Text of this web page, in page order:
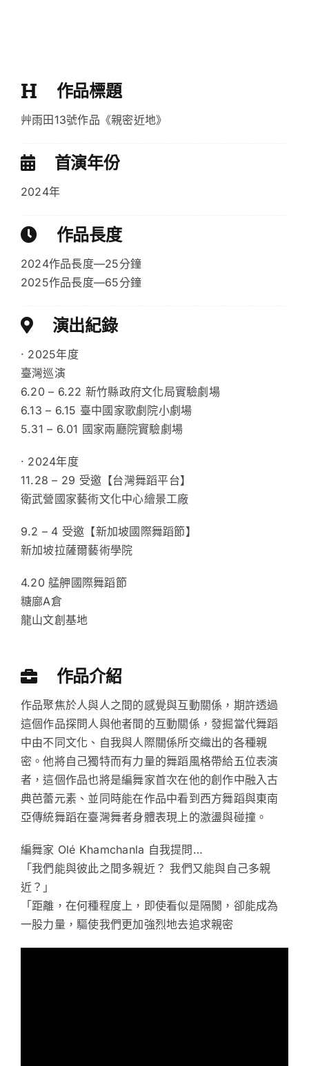
作品標題
艸雨田13號作品《親密近地》
首演年份
2024年
作品長度
2024作品長度—25分鐘
2025作品長度—65分鐘
演出紀錄
· 2025年度
臺灣巡演
6.20 – 6.22 新竹縣政府文化局實驗劇場
6.13 – 6.15 臺中國家歌劇院小劇場
5.31 – 6.01 國家兩廳院實驗劇場
· 2024年度
11.28 – 29 受邀【台灣舞蹈平台】
衛武營國家藝術文化中心繪景工廠
9.2 – 4 受邀【新加坡國際舞蹈節】
新加坡拉薩爾藝術學院
4.20 艋舺國際舞蹈節
糖廍A倉
龍山文創基地
作品介紹
作品聚焦於人與人之間的感覺與互動關係，期許透過
這個作品探問人與他者間的互動關係，發掘當代舞蹈
中由不同文化、自我與人際關係所交織出的各種親
密。他將自己獨特而有力量的舞蹈風格帶給五位表演
者，這個作品也將是編舞家首次在他的創作中融入古
典芭蕾元素、並同時能在作品中看到西方舞蹈與東南
亞傳統舞蹈在臺灣舞者身體表現上的激盪與碰撞。
編舞家 Olé Khamchanla 自我提問…
「我們能與彼此之間多親近？ 我們又能與自己多親
近？」
「距離，在何種程度上，即使看似是隔閡，卻能成為
一股力量，驅使我們更加強烈地去追求親密